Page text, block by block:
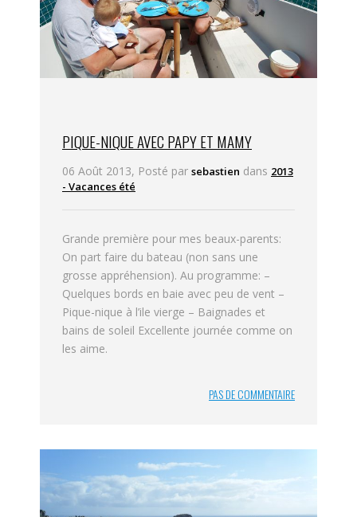
PIQUE-NIQUE AVEC PAPY ET MAMY
06 Août 2013, Posté par sebastien dans 2013
- Vacances été
Grande première pour mes beaux-parents:
On part faire du bateau (non sans une
grosse appréhension). Au programme: –
Quelques bords en baie avec peu de vent –
Pique-nique à l’ile vierge – Baignades et
bains de soleil Excellente journée comme on
les aime.
PAS DE COMMENTAIRE